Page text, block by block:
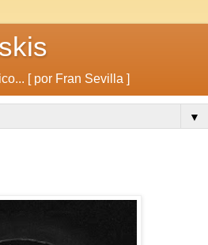
[ por Fran Sevilla ]
▼